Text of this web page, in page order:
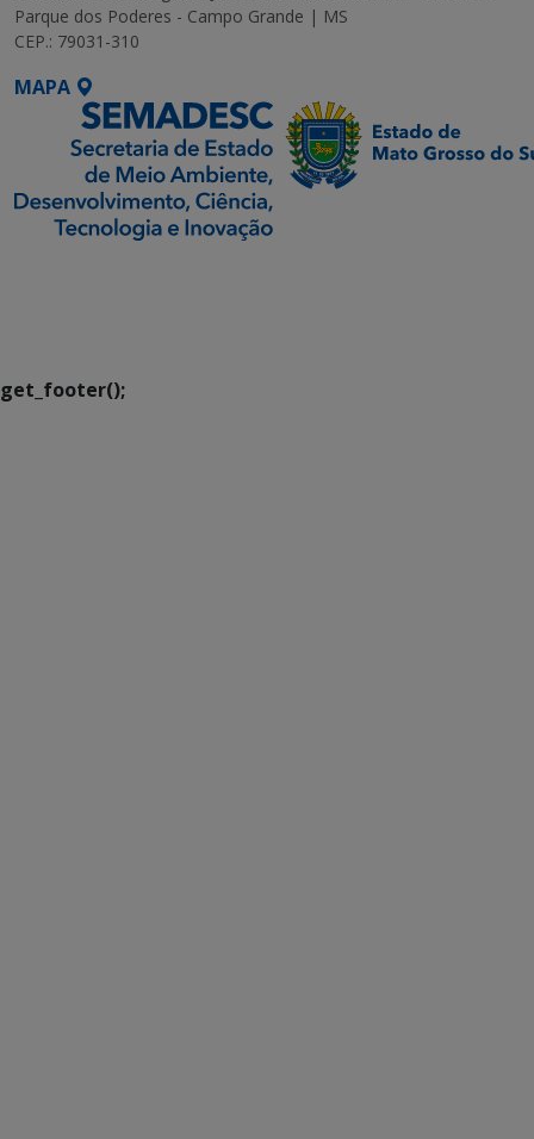
Parque dos Poderes - Campo Grande | MS
CEP.: 79031-310
MAPA
get_footer();